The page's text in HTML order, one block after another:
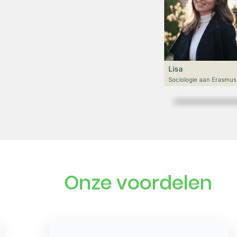
Lisa
Sociologie aan Erasmus
Onze voordelen